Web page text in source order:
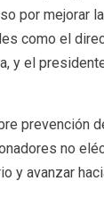
por mejorar
como el
y el
prevención
no
avanzar